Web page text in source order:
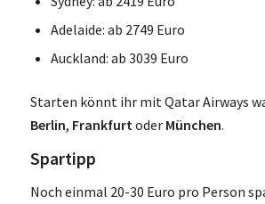
Adelaide: ab 2749 Euro
Auckland: ab 3039 Euro
Starten könnt ihr mit Qatar Airways
Berlin, Frankfurtoder München.
Spartipp
Noch einmal 20-30 Euro pro Person